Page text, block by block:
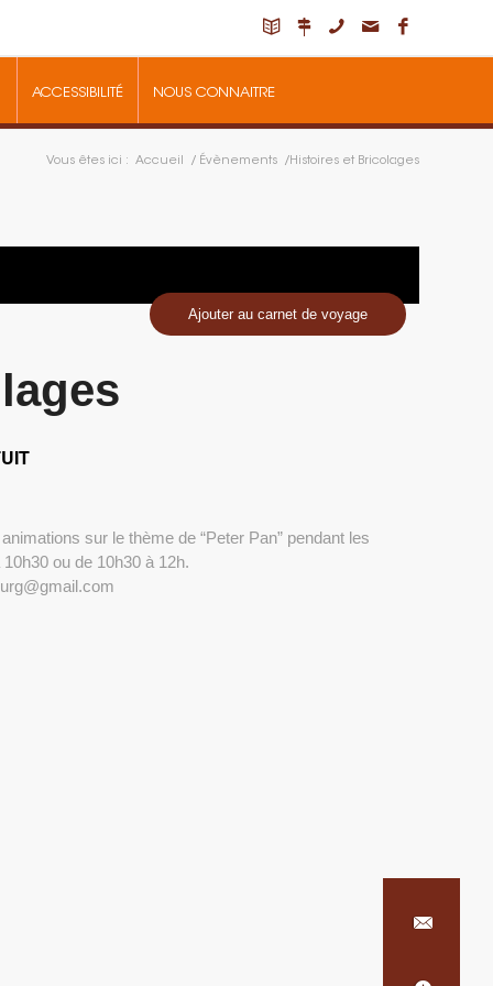
ACCESSIBILITÉ NOUS CONNAITRE
Vous êtes ici : Accueil / Évènements /Histoires et Bricolages
Ajouter au carnet de voyage
sur le thème de “Peter Pan” pendant les
ou de 10h30 à 12h.